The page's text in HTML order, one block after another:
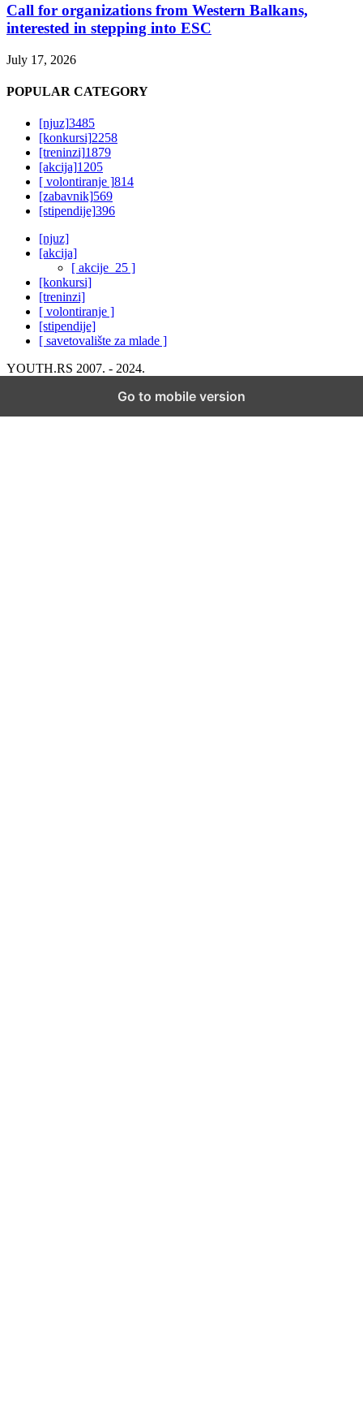
Call for organizations from Western Balkans,
interested in stepping into ESC
July 17, 2026
POPULAR CATEGORY
[njuz]3485
[konkursi]2258
[treninzi]1879
[akcija]1205
[ volontiranje ]814
[zabavnik]569
[stipendije]396
[njuz]
[akcija]
[ akcije_25 ]
[konkursi]
[treninzi]
[ volontiranje ]
[stipendije]
[ savetovalište za mlade ]
YOUTH.RS 2007. - 2024.
Go to mobile version